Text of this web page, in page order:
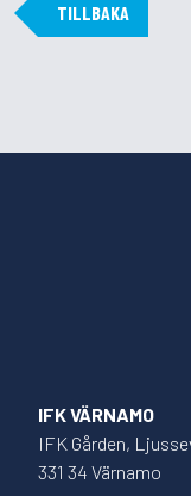
TILLBAKA
IFK VÄRNAMO
IFK Gården,
331 34 Värnamo